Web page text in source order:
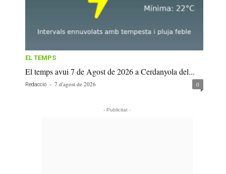
EL TEMPS
El temps avui 7 de Agost de 2026 a Cerdanyola del...
Redacció - 7 d'agost de 2026 0
- Publicitat -